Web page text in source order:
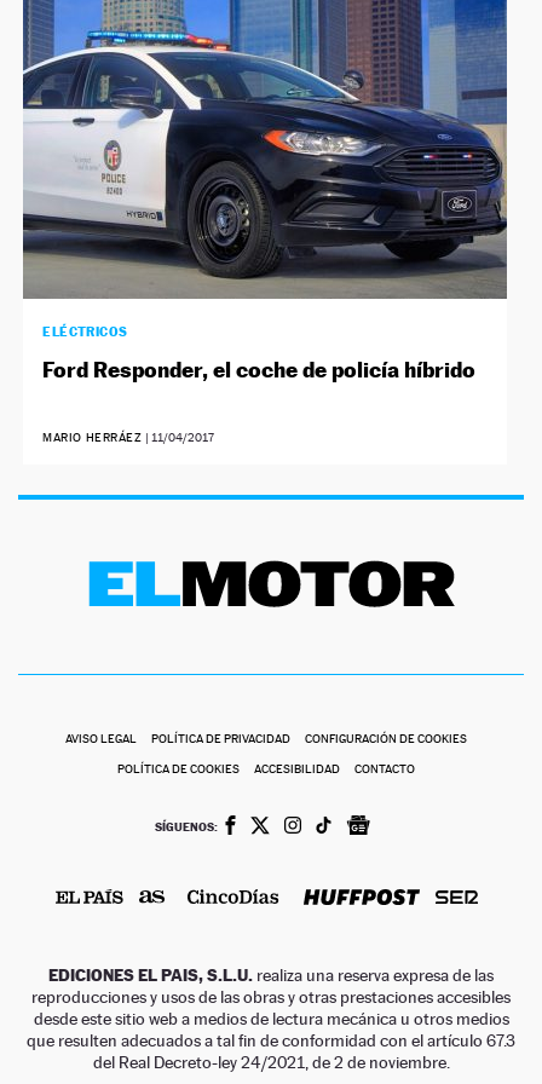
NEWSLETTER
SÍGUENOS
ELÉCTRICOS
Ford Responder, el coche de policía híbrido
MARIO HERRÁEZ | 11/04/2017
AVISO LEGAL POLÍTICA DE PRIVACIDAD CONFIGURACIÓN DE COOKIES
POLÍTICA DE COOKIES ACCESIBILIDAD CONTACTO
SÍGUENOS:
EDICIONES EL PAIS, S.L.U. realiza una reserva expresa de las
reproducciones y usos de las obras y otras prestaciones accesibles
desde este sitio web a medios de lectura mecánica u otros medios
que resulten adecuados a tal fin de conformidad con el artículo 67.3
del Real Decreto-ley 24/2021, de 2 de noviembre.